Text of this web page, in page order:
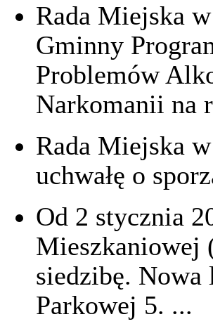
Rada Miejska
Gminny
Problemów
Narkomanii na
Rada Miejska
uchwałę o
Od 2 stycznia
Mieszkaniowej
siedzibę.
Parkowej 5. ...